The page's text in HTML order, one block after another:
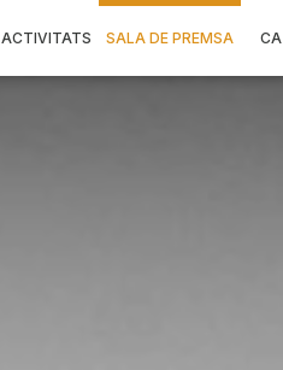
ACTIVITATS SALA DE PREMSA CA